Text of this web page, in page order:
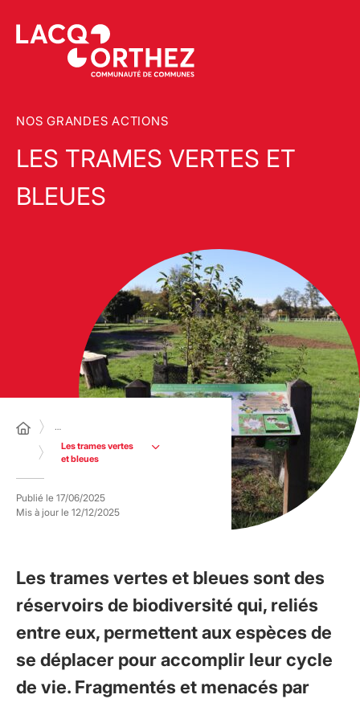
NOS GRANDES ACTIONS
LES TRAMES VERTES ET
BLEUES
…
Les trames vertes
et bleues
Publié le 17/06/2025
Mis à jour le 12/12/2025
Les trames vertes et bleues sont des
réservoirs de biodiversité qui, reliés
entre eux, permettent aux espèces de
se déplacer pour accomplir leur cycle
de vie. Fragmentés et menacés par